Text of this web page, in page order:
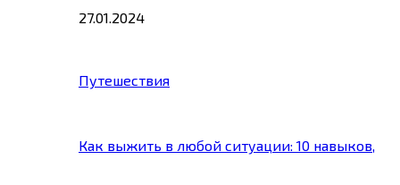
27.01.2024
Путешествия
Как выжить в любой ситуации: 10 навыков,